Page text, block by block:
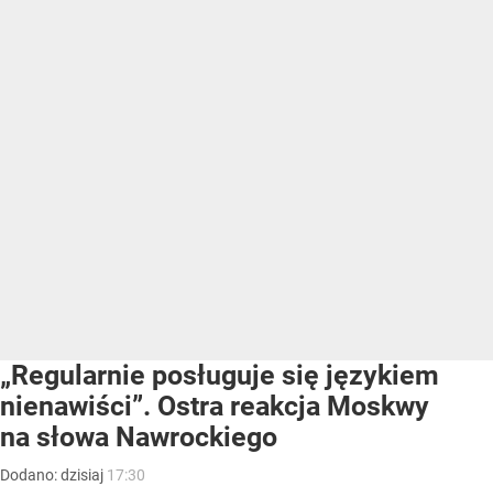
„Regularnie posługuje się językiem
nienawiści”. Ostra reakcja Moskwy
na słowa Nawrockiego
Dodano:dzisiaj 17:30